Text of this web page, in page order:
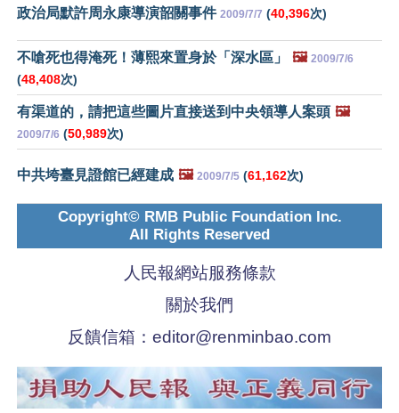
政治局默許周永康導演韶關事件 2009/7/7 (40,396次)
不嗆死也得淹死！薄熙來置身於「深水區」 🖼️ 2009/7/6
(48,408次)
有渠道的，請把這些圖片直接送到中央領導人案頭 🖼️
2009/7/6 (50,989次)
中共垮臺見證館已經建成 🖼️ 2009/7/5 (61,162次)
Copyright© RMB Public Foundation Inc.
All Rights Reserved
人民報網站服務條款
關於我們
反饋信箱： editor@renminbao.com